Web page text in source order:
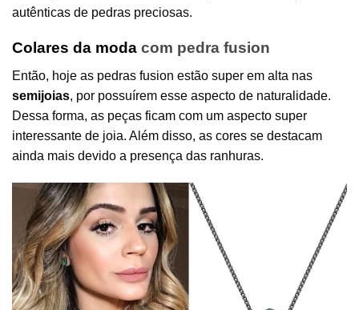
autênticas de pedras preciosas.
Colares da moda com pedra fusion
Então, hoje as pedras fusion estão super em alta nas
semijoias, por possuírem esse aspecto de naturalidade.
Dessa forma, as peças ficam com um aspecto super
interessante de joia. Além disso, as cores se destacam
ainda mais devido a presença das ranhuras.